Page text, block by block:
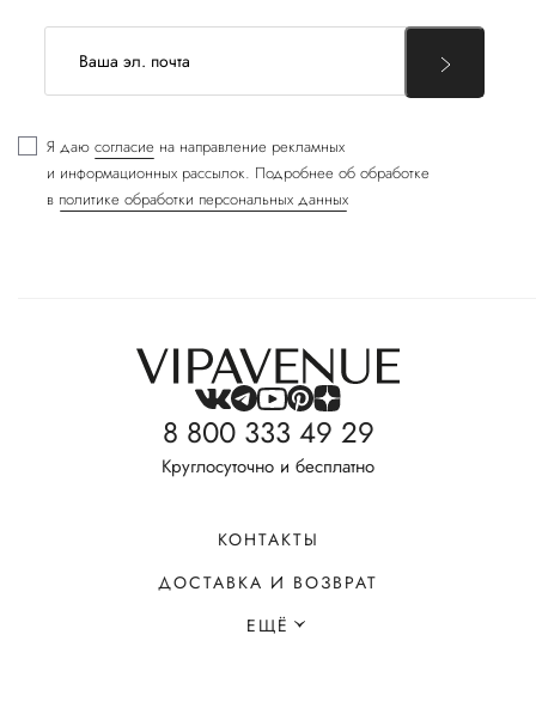
Я даю согласие на направление рекламных
и информационных рассылок. Подробнее об обработке
в политике обработки персональных данных
8 800 333 49 29
Круглосуточно и бесплатно
КОНТАКТЫ
ДОСТАВКА И ВОЗВРАТ
ЕЩЁ